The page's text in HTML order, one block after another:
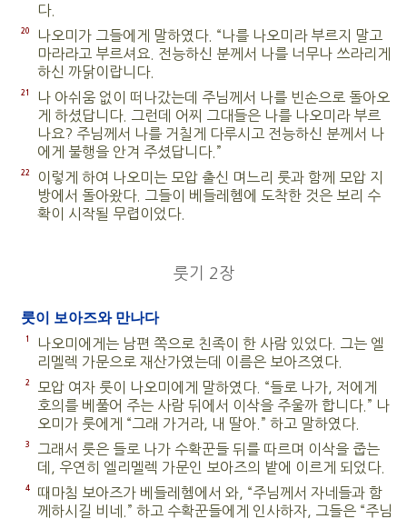
다.
20
나오미가 그들에게 말하였다. “나를 나오미라 부르지 말고
마라라고 부르셔요. 전능하신 분께서 나를 너무나 쓰라리게
하신 까닭이랍니다.
21
나 아쉬움 없이 떠나갔는데 주님께서 나를 빈손으로 돌아오
게 하셨답니다. 그런데 어찌 그대들은 나를 나오미라 부르
나요? 주님께서 나를 거칠게 다루시고 전능하신 분께서 나
에게 불행을 안겨 주셨답니다.”
22
이렇게 하여 나오미는 모압 출신 며느리 룻과 함께 모압 지
방에서 돌아왔다. 그들이 베들레헴에 도착한 것은 보리 수
확이 시작될 무렵이었다.
룻기 2장
룻이 보아즈와 만나다
1
나오미에게는 남편 쪽으로 친족이 한 사람 있었다. 그는 엘
리멜렉 가문으로 재산가였는데 이름은 보아즈였다.
2
모압 여자 룻이 나오미에게 말하였다. “들로 나가, 저에게
호의를 베풀어 주는 사람 뒤에서 이삭을 주울까 합니다.” 나
오미가 룻에게 “그래 가거라, 내 딸아.” 하고 말하였다.
3
그래서 룻은 들로 나가 수확꾼들 뒤를 따르며 이삭을 줍는
데, 우연히 엘리멜렉 가문인 보아즈의 밭에 이르게 되었다.
4
때마침 보아즈가 베들레헴에서 와, “주님께서 자네들과 함
께하시길 비네.” 하고 수확꾼들에게 인사하자, 그들은 “주님